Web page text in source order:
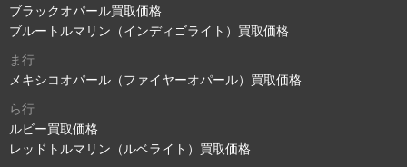
ブラックオパール買取価格
ブルートルマリン（インディゴライト）買取価格
ま行
メキシコオパール（ファイヤーオパール）買取価格
ら行
ルビー買取価格
レッドトルマリン（ルベライト）買取価格